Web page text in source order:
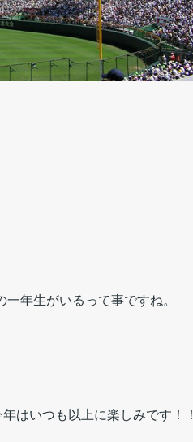
年生がいるって事ですね。
はいつも以上に楽しみです！！